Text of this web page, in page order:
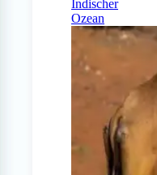
Indischer
Ozean